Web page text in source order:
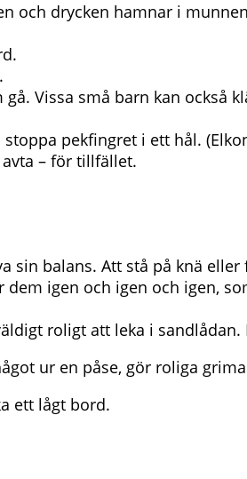
och drycken hamnar i
Vissa små barn kan också
pekfingret i ett hål.
– för tillfället.
sin balans. Att stå på knä
igen och igen och igen,
roligt att leka i
ur en påse, gör roliga
ett lågt bord.